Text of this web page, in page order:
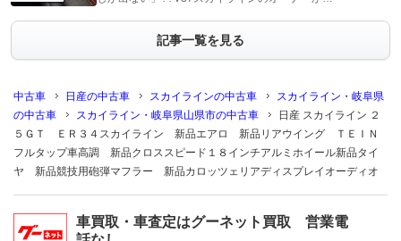
記事一覧を見る
中古車 日産の中古車 スカイラインの中古車
スカイライン・岐阜県
の中古車
スカイライン・岐阜県山県市の中古車
日産 スカイライン ２
５ＧＴ ＥＲ３４スカイライン 新品エアロ 新品リアウイング ＴＥＩＮ
フルタップ車高調 新品クロススピード１８インチアルミホイール新品タイ
ヤ 新品競技用砲弾マフラー 新品カロッツェリアディスプレイオーディオ
車買取・車査定はグーネット買取 営業電